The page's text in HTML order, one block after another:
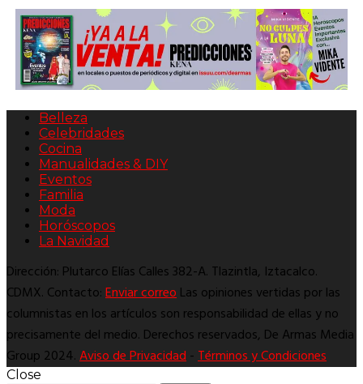
Belleza
Celebridades
Cocina
Manualidades & DIY
Eventos
Familia
Moda
Horóscopos
La Navidad
Dirección: Plutarco Elías Calles 382-A. Tlazintla, Iztacalco.
CDMX. Contacto:Enviar correoLas opiniones vertidas por las
columnistas en los artículos son responsabilidad de ellas y no
precisamente del medio. Derechos reservados, De Armas Media
Group 2024.Aviso de Privacidad-Términos y Condiciones
Close